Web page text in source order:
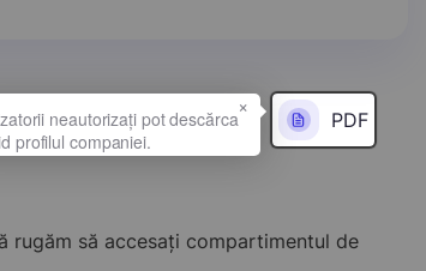
PDF
rugăm să accesați compartimentul de
×